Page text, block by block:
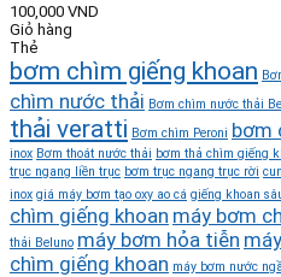
100,000 VND
Giỏ hàng
Thẻ
bơm chìm giếng khoan
chìm nước thải Bơm chìm nước thải
thải veratti Bơm chìm Peroni bơm
inox Bơm thoát nước thải bơm thả chìm giếng
trục ngang liền trục bơm trục ngang trục rời
inox giá máy bơm tạo oxy ao cá giếng khoan
chìm giếng khoan máy bơm
thải Beluno máy bơm hỏa tiễn
chìm giếng khoan máy bơm nước